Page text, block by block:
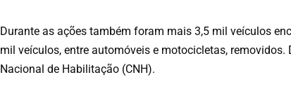
Durante as ações também foram mais 3,5 mil veículos
mil veículos, entre automóveis e motocicletas,
Nacional de Habilitação (CNH).